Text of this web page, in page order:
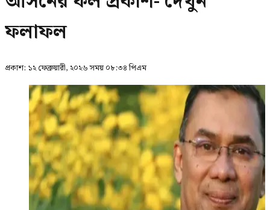
ফলাফল
প্রকাশ: ১২ ফেব্রুয়ারী, ২০২৬ সময় ০৮:৩৪ পিএম